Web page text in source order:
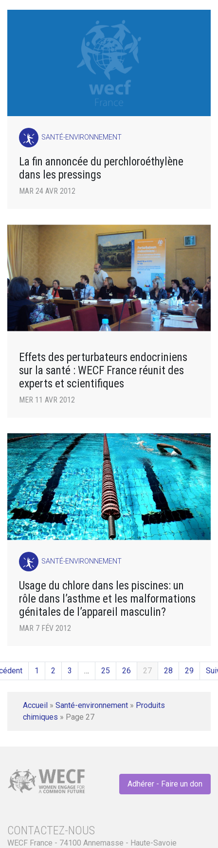
SANTÉ-ENVIRONNEMENT
La fin annoncée du perchloroéthylène
dans les pressings
MAR 24 AVR 2012
Effets des perturbateurs endocriniens
sur la santé : WECF France réunit des
experts et scientifiques
MER 11 AVR 2012
SANTÉ-ENVIRONNEMENT
Usage du chlore dans les piscines: un
rôle dans l’asthme et les malformations
génitales de l’appareil masculin?
MAR 7 FÉV 2012
1 2 3 … 25 26 27 28 29
Accueil » Santé-environnement » Produits
chimiques » Page 27
Adhérer - Faire un don
CONTACTEZ-NOUS
WECF France - 74100 Annemasse - Haute-Savoie